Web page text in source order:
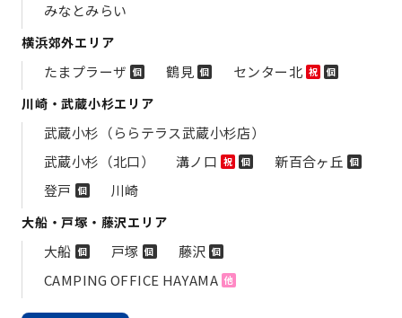
みなとみらい
横浜郊外エリア
たまプラーザ 個 鶴見 個 センター北 祝 個
川崎・武蔵小杉エリア
武蔵小杉（ららテラス武蔵小杉店）
武蔵小杉（北口）
溝ノ口 祝 個 新百合ヶ丘 個
登戸 個 川崎
大船・戸塚・藤沢エリア
大船 個 戸塚 個 藤沢 個
CAMPING OFFICE HAYAMA 他